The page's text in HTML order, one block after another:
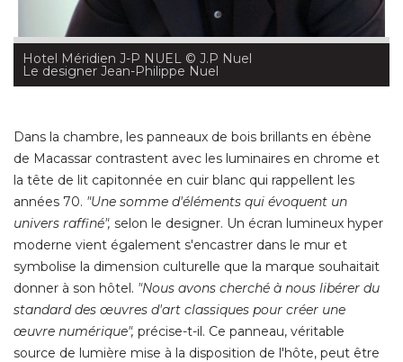
Hotel Méridien J-P NUEL © J.P Nuel
Le designer Jean-Philippe Nuel
Dans la chambre, les panneaux de bois brillants en ébène
de Macassar contrastent avec les luminaires en chrome et
la tête de lit capitonnée en cuir blanc qui rappellent les
années 70. "Une somme d'éléments qui évoquent un
univers raffiné", selon le designer. Un écran lumineux hyper
moderne vient également s'encastrer dans le mur et
symbolise la dimension culturelle que la marque souhaitait
donner à son hôtel. "Nous avons cherché à nous libérer du
standard des œuvres d'art classiques pour créer une
œuvre numérique", précise-t-il. Ce panneau, véritable
source de lumière mise à la disposition de l'hôte, peut être